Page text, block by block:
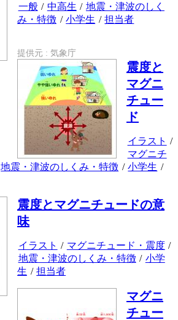
一般 / 中高生 / 地震・津波のしく
み・特徴 / 小学生 / 担当者
提供元 : 気象庁
震度と
マグニ
チュー
ド
イラスト /
マグニチ
地震・津波のしくみ・特徴 / 小学生 /
震度とマグニチュードの意
味
イラスト / マグニチュード・震度 /
地震・津波のしくみ・特徴 / 小学
生 / 担当者
マグニ
チュー